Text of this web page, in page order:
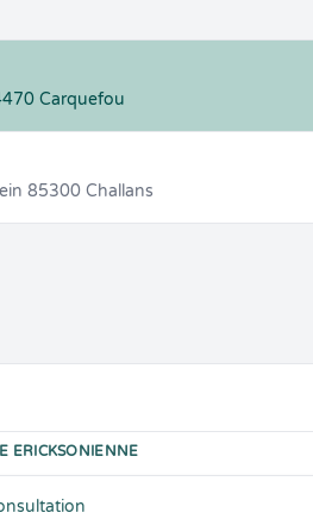
Carquefou
85300 Challans
ERICKSONIENNE